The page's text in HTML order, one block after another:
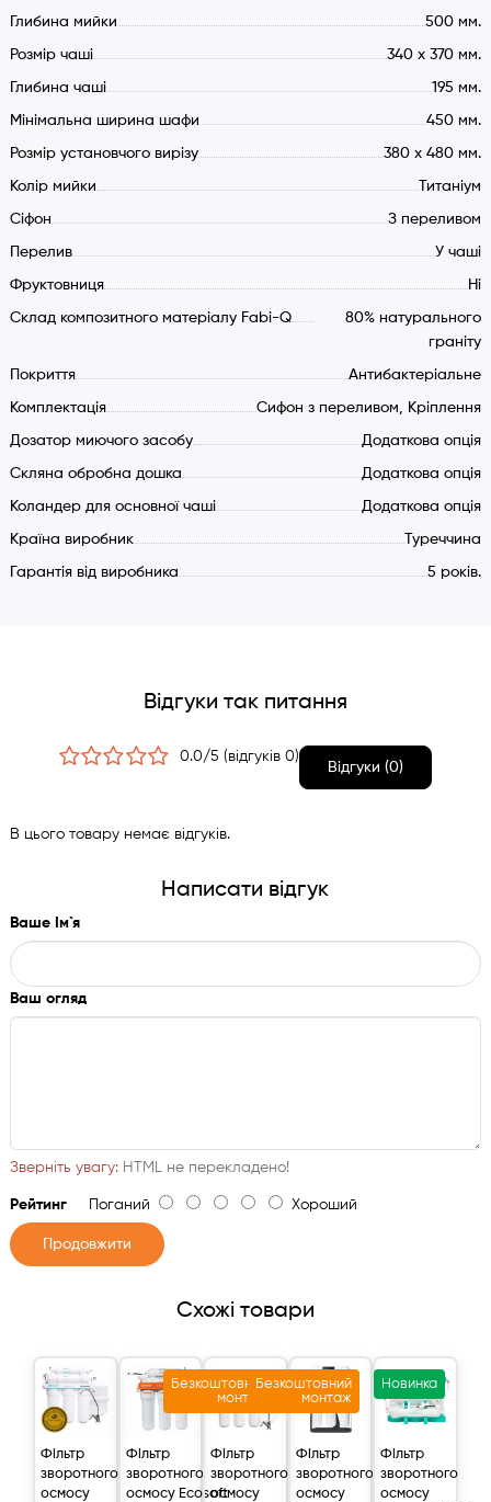
Глибина мийки 500 мм.
Розмір чаші 340 х 370 мм.
Глибина чаші 195 мм.
Мінімальна ширина шафи 450 мм.
Розмір установчого вирізу 380 x 480 мм.
Колір мийки Титаніум
Cіфон З переливом
Перелив У чаші
Фруктовниця Ні
Склад композитного матеріалу Fabi-Q
80% натурального
граніту
Покриття Антибактеріальне
Комплектація Сифон з переливом, Кріплення
Дозатор миючого засобу Додаткова опція
Скляна обробна дошка Додаткова опція
Коландер для основної чаші Додаткова опція
Країна виробник Туреччина
Гарантія від виробника 5 років.
Відгуки так питання
0.0/5 (відгуків 0)
Відгуки (0)
В цього товару немає відгуків.
Написати відгук
Ваше Ім`я
Ваш огляд
Зверніть увагу:HTML не перекладено!
РейтингПоганий Хороший
Продовжити
Схожі товари
Фільтр
зворотного
осмосу
Фільтр
зворотного
осмосу Ecosoft
Безкоштовний
монтаж
Фільтр
зворотного
осмосу
Безкоштовний
монтаж
Фільтр
зворотного
осмосу
Новинка
Фільтр
зворотного
осмосу